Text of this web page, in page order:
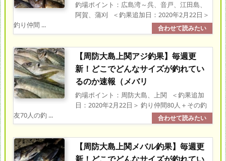
釣場ポイント：広島湾～呉、音戸、江田島、
阿賀、蒲刈 ＜釣果追加日：2020年2月22日＞
釣り仲間 ...
【周防大島上関アジ釣果】毎週更
新！どこでどんなサイズが釣れてい
るのか速報（メバリ
釣場ポイント：周防大島、上関 ＜釣果追加
日：2020年2月22日＞ 釣り仲間80人＋その釣
友70人の釣 ...
【周防大島上関メバル釣果】毎週更